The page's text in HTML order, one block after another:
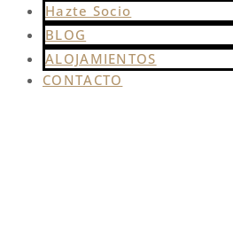
Hazte Socio
BLOG
ALOJAMIENTOS
CONTACTO